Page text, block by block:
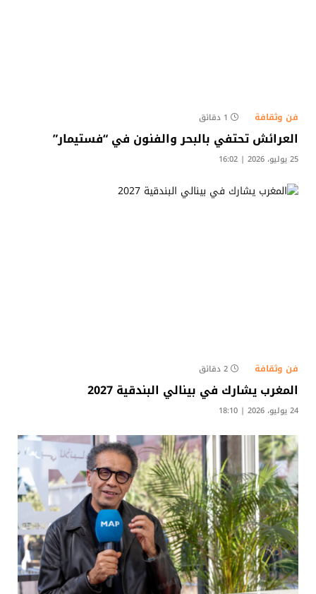
فن وثقافة 1 دقائق
العرائش تحتفي بالبحر والفنون في “فستيمار”
25 يوليو، 2026 | 16:02
فن وثقافة 2 دقائق
المغرب يشارك في بينالي البندقية 2027
24 يوليو، 2026 | 18:10